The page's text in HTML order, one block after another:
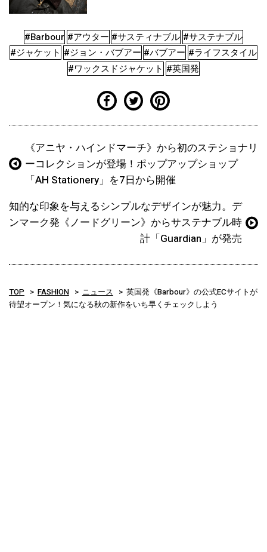
#Barbour #アウター #サスティナブル #サステナブル
#ジャケット #ジョン・バブアー #バブアー #ライフスタイル
#ワックスドジャケット #英国発
《アニヤ・ハインドマーチ》から初のステショナリ
ーコレクションが登場！ポップアップショップ
「AH Stationery」を7日から開催
知的な印象を与えるシンプルなデザインが魅力。デ
ンマーク発《ノードグリーン》からサステナブル時
計「Guardian」が発売
TOP FASHION ニュース
英国発《Barbour》の公式ECサイトが
待望オープン！気になる秋の新作をいち早くチェックしよう